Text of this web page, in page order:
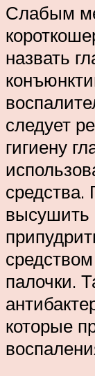
Слабым
назвать
следует
гигиену
средства.
высушить
палочки.
которые